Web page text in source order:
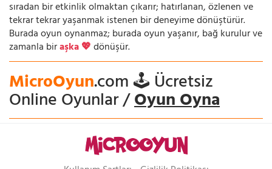
sıradan bir etkinlik olmaktan çıkarır; hatırlanan, özlenen ve
tekrar tekrar yaşanmak istenen bir deneyime dönüştürür.
Burada oyun oynanmaz; burada oyun yaşanır, bağ kurulur ve
zamanla biraşka 💖dönüşür.
MicroOyun.com 🕹️ Ücretsiz
Online Oyunlar /Oyun Oyna